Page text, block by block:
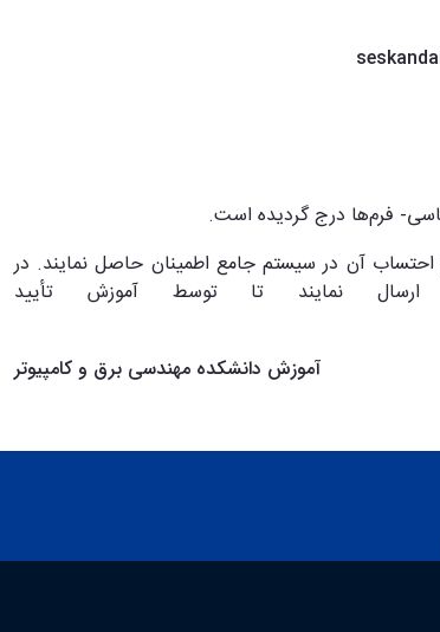
فرمها درج گردیده است.
احتساب آن در سیستم جامع اطمینان حاصل نمایند. در
نمایند تا توسط آموزش تأیید
آموزش دانشکده مهندسی برق و کامپیوتر